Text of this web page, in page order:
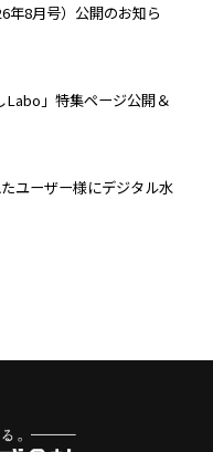
年8月号）公開のお知ら
Labo」特集ページ公開＆
ユーザー様にデジタル水